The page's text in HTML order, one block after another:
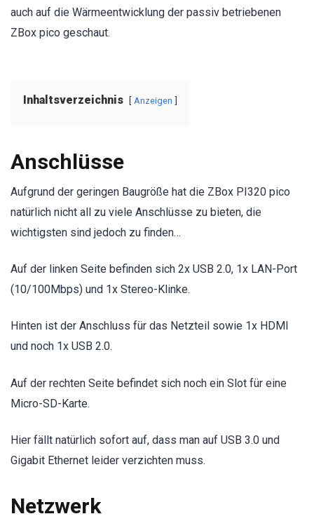
auch auf die Wärmeentwicklung der passiv betriebenen
ZBox pico geschaut.
Inhaltsverzeichnis Anzeigen
Anschlüsse
Aufgrund der geringen Baugröße hat die ZBox PI320 pico
natürlich nicht all zu viele Anschlüsse zu bieten, die
wichtigsten sind jedoch zu finden…
Auf der linken Seite befinden sich 2x USB 2.0, 1x LAN-Port
(10/100Mbps) und 1x Stereo-Klinke.
Hinten ist der Anschluss für das Netzteil sowie 1x HDMI
und noch 1x USB 2.0.
Auf der rechten Seite befindet sich noch ein Slot für eine
Micro-SD-Karte.
Hier fällt natürlich sofort auf, dass man auf USB 3.0 und
Gigabit Ethernet leider verzichten muss.
Netzwerk